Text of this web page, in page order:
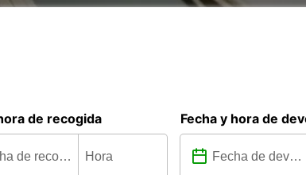
de recogida Fecha y hora de